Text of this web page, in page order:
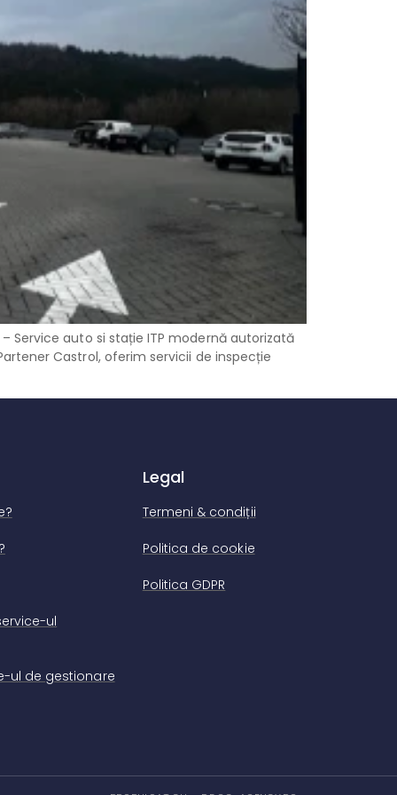
– Service auto si stație ITP modernă autorizată
Castrol, oferim servicii de inspecție
ul
ul de gestionare
Legal
Termeni & condiții
Politica de cookie
Politica GDPR